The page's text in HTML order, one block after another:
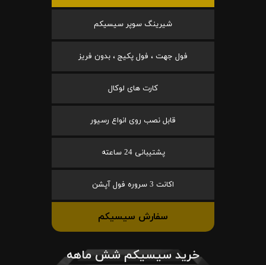
شیرینگ سوپر سیسیکم
فول جهت ، فول پکیج ، بدون فریز
کارت های لوکال
قابل نصب روی انواع رسیور
پشتیبانی 24 ساعته
اکانت 3 سروره فول آپشن
سفارش سیسیکم
خرید سیسیکم شش ماهه